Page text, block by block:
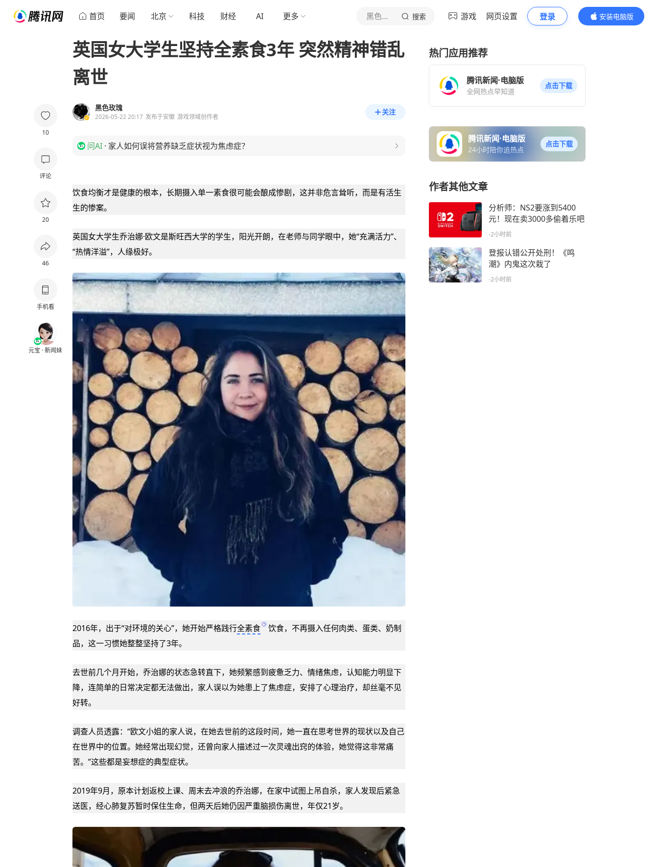
首页 要闻 北京 科技 财经 AI 更多 黑色玫瑰 搜索 游戏 网页设置 登录
安装电脑版
内容更精彩
10
评论
20
46
手机看
元宝 · 新闻妹
英国女大学生坚持全素食3年 突然精神错乱
离世
黑色玫瑰
2026-05-22 20:17 发布于安徽 游戏领域创作者
关注
问AI · 家人如何误将营养缺乏症状视为焦虑症？
饮食均衡才是健康的根本，长期摄入单一素食很可能会酿成惨剧，这并非危言耸听，而是有活生
生的惨案。
英国女大学生乔治娜·欧文是斯旺西大学的学生，阳光开朗，在老师与同学眼中，她“充满活力”、
“热情洋溢”，人缘极好。
2016年，出于“对环境的关心”，她开始严格践行全素食
饮食，不再摄入任何肉类、蛋类、奶制
品，这一习惯她整整坚持了3年。
去世前几个月开始，乔治娜的状态急转直下，她频繁感到疲惫乏力、情绪焦虑，认知能力明显下
降，连简单的日常决定都无法做出，家人误以为她患上了焦虑症，安排了心理治疗，却丝毫不见
好转。
调查人员透露：“欧文小姐的家人说，在她去世前的这段时间，她一直在思考世界的现状以及自己
在世界中的位置。她经常出现幻觉，还曾向家人描述过一次灵魂出窍的体验，她觉得这非常痛
苦。”这些都是妄想症的典型症状。
2019年9月，原本计划返校上课、周末去冲浪的乔治娜，在家中试图上吊自杀，家人发现后紧急
送医，经心肺复苏暂时保住生命，但两天后她仍因严重脑损伤离世，年仅21岁。
热门应用推荐
腾讯新闻·电脑版
全网热点早知道
点击下载
腾讯新闻·电脑版
24小时陪你追热点
点击下载
作者其他文章
分析师：NS2要涨到5400
元！现在卖3000多偷着乐吧
-2小时前
登报认错公开处刑！《鸣
潮》内鬼这次栽了
-2小时前